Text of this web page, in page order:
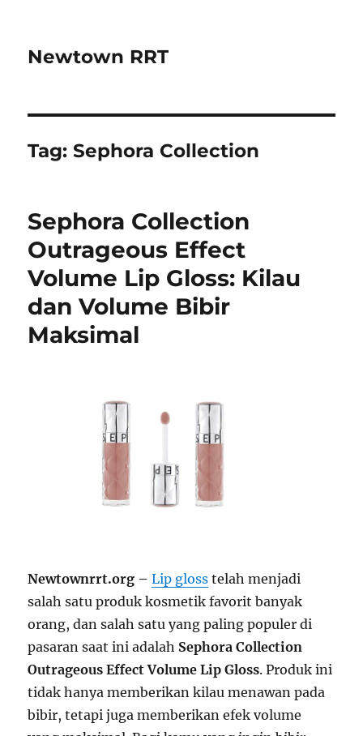
Newtown RRT
Tag:Sephora Collection
Sephora Collection
Outrageous Effect
Volume Lip Gloss: Kilau
dan Volume Bibir
Maksimal
Newtownrrt.org –Lip gloss telah menjadi
salah satu produk kosmetik favorit banyak
orang, dan salah satu yang paling populer di
pasaran saat ini adalah Sephora Collection
Outrageous Effect Volume Lip Gloss. Produk ini
tidak hanya memberikan kilau menawan pada
bibir, tetapi juga memberikan efek volume